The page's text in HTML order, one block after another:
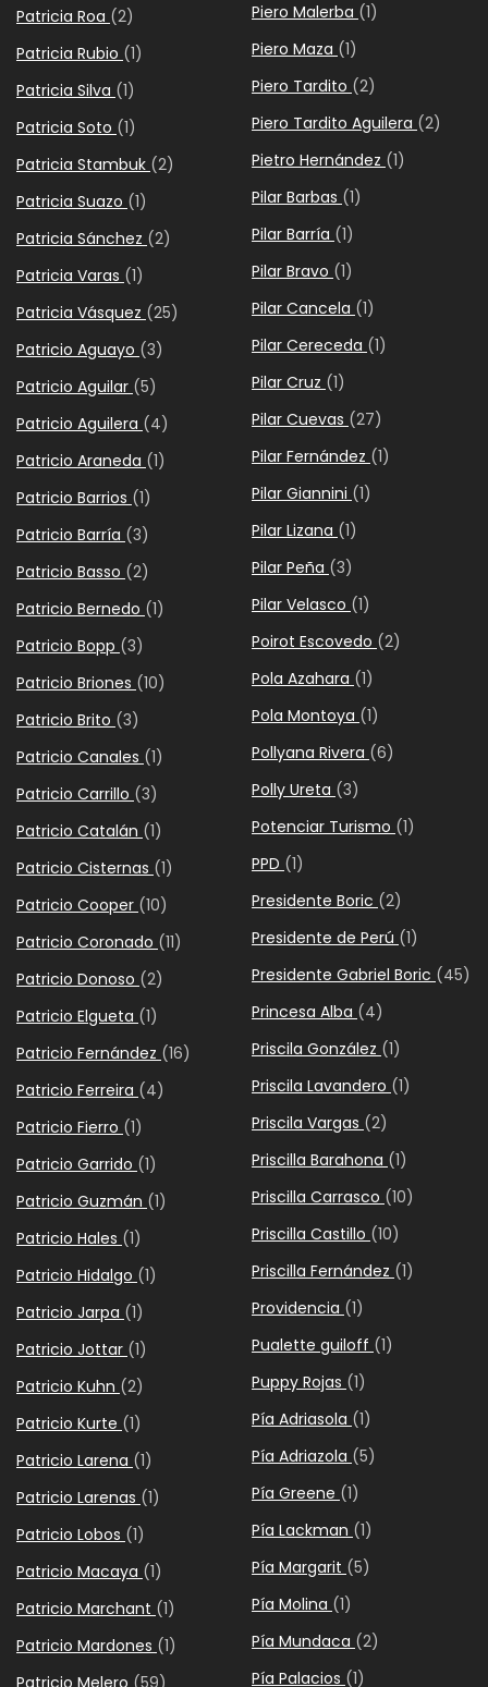
Patricia Roa (2)
Patricia Rubio (1)
Patricia Silva (1)
Patricia Soto (1)
Patricia Stambuk (2)
Patricia Suazo (1)
Patricia Sánchez (2)
Patricia Varas (1)
Patricia Vásquez (25)
Patricio Aguayo (3)
Patricio Aguilar (5)
Patricio Aguilera (4)
Patricio Araneda (1)
Patricio Barrios (1)
Patricio Barría (3)
Patricio Basso (2)
Patricio Bernedo (1)
Patricio Bopp (3)
Patricio Briones (10)
Patricio Brito (3)
Patricio Canales (1)
Patricio Carrillo (3)
Patricio Catalán (1)
Patricio Cisternas (1)
Patricio Cooper (10)
Patricio Coronado (11)
Patricio Donoso (2)
Patricio Elgueta (1)
Patricio Fernández (16)
Patricio Ferreira (4)
Patricio Fierro (1)
Patricio Garrido (1)
Patricio Guzmán (1)
Patricio Hales (1)
Patricio Hidalgo (1)
Patricio Jarpa (1)
Patricio Jottar (1)
Patricio Kuhn (2)
Patricio Kurte (1)
Patricio Larena (1)
Patricio Larenas (1)
Patricio Lobos (1)
Patricio Macaya (1)
Patricio Marchant (1)
Patricio Mardones (1)
Patricio Melero (59)
Piero Malerba (1)
Piero Maza (1)
Piero Tardito (2)
Piero Tardito Aguilera (2)
Pietro Hernández (1)
Pilar Barbas (1)
Pilar Barría (1)
Pilar Bravo (1)
Pilar Cancela (1)
Pilar Cereceda (1)
Pilar Cruz (1)
Pilar Cuevas (27)
Pilar Fernández (1)
Pilar Giannini (1)
Pilar Lizana (1)
Pilar Peña (3)
Pilar Velasco (1)
Poirot Escovedo (2)
Pola Azahara (1)
Pola Montoya (1)
Pollyana Rivera (6)
Polly Ureta (3)
Potenciar Turismo (1)
PPD (1)
Presidente Boric (2)
Presidente de Perú (1)
Presidente Gabriel Boric (45)
Princesa Alba (4)
Priscila González (1)
Priscila Lavandero (1)
Priscila Vargas (2)
Priscilla Barahona (1)
Priscilla Carrasco (10)
Priscilla Castillo (10)
Priscilla Fernández (1)
Providencia (1)
Pualette guiloff (1)
Puppy Rojas (1)
Pía Adriasola (1)
Pía Adriazola (5)
Pía Greene (1)
Pía Lackman (1)
Pía Margarit (5)
Pía Molina (1)
Pía Mundaca (2)
Pía Palacios (1)